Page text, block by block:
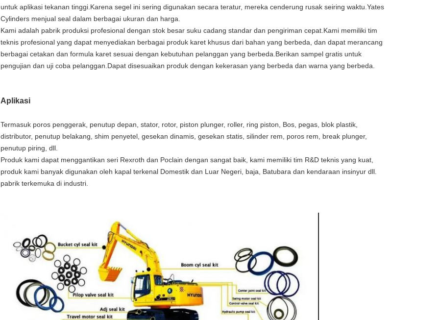
untuk aplikasi tekanan tinggi.Karena segel ini sering digunakan secara teratur, mereka cenderung rusak seiring waktu.Yates
Cylinders menjual seal dalam berbagai ukuran dan harga.
Kami adalah pabrik produksi profesional dengan stok besar suku cadang standar dan pengiriman cepat.Kami memiliki tim
teknis profesional yang dapat menyediakan berbagai produk karet khusus dari bahan yang berbeda, dan dapat merancang
berbagai cetakan dan formula karet sesuai dengan kebutuhan pelanggan yang berbeda.Berikan sampel gratis untuk
pengujian dan uji coba pelanggan.Dapat disesuaikan produk dengan kekerasan yang berbeda dan warna yang berbeda.
Aplikasi
Termasuk poros penggerak, penutup depan, stator, rotor, piston plunger, roller, ring piston, Bos, pegas, blok plastik,
distributor, penutup belakang, shim penyetel, gesekan dinamis, gesekan statis, silinder rem, poros rem, break plunger,
penutup piring, dll.
Produk kami dapat menggantikan seri Rexroth dan Poclain dengan sangat baik, kami memiliki tim R&D teknis yang kuat,
produk kami banyak digunakan oleh kapal terkenal Domestik dan Luar Negeri, baja, Batubara dan kendaraan insinyur dll.
pabrik terkemuka di industri.